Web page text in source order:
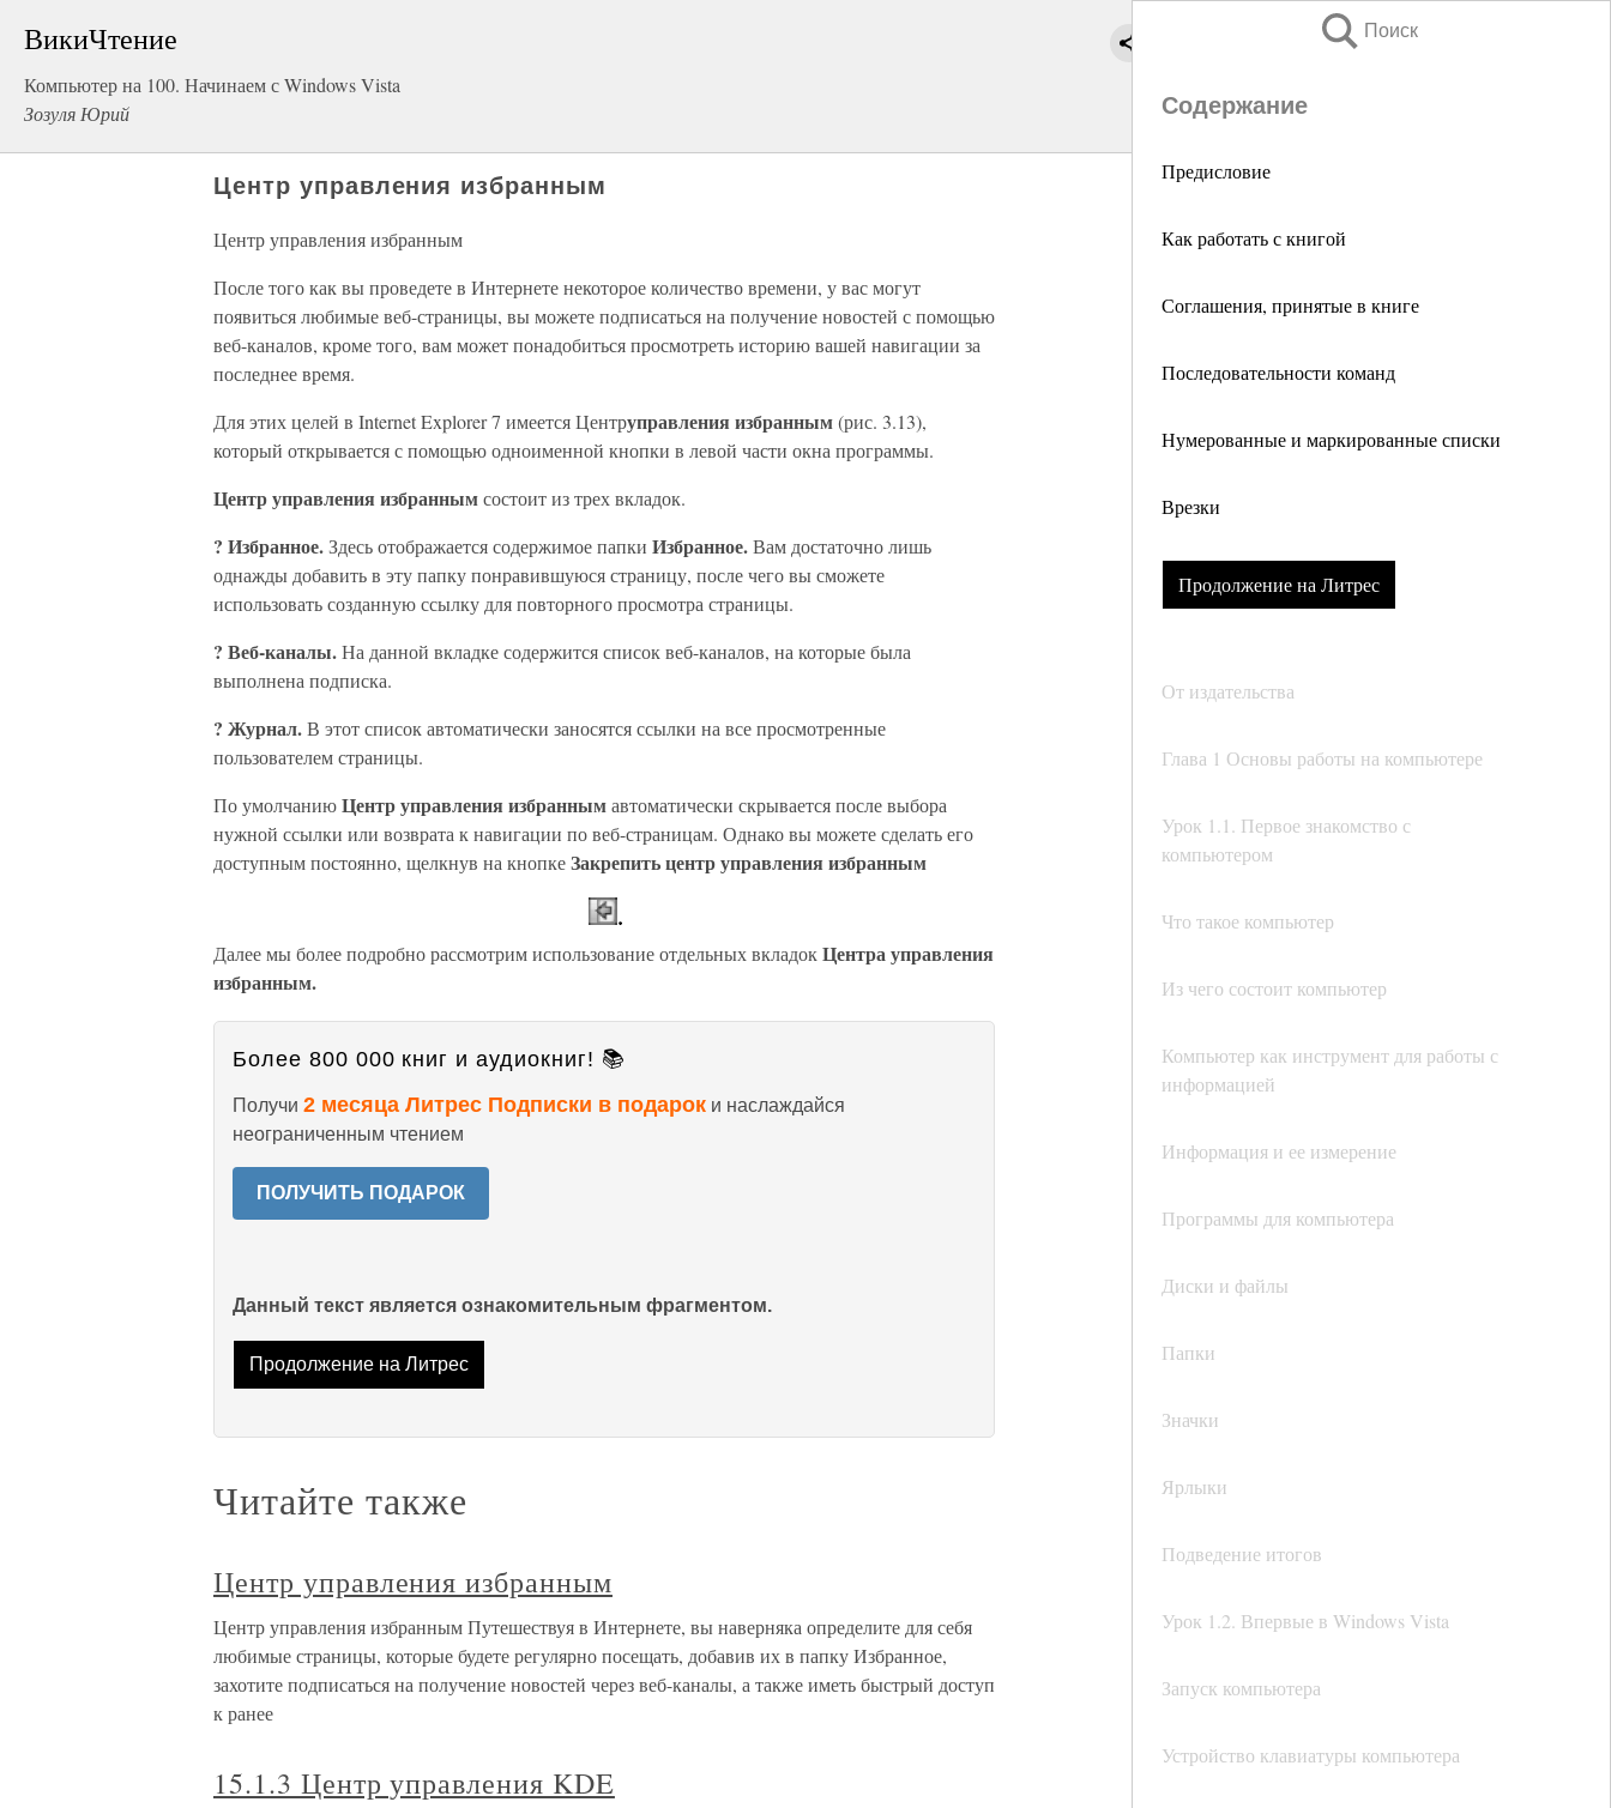
ВикиЧтение
Компьютер на 100. Начинаем с Windows Vista
Зозуля Юрий
Поиск
Содержание
Предисловие
Как работать с книгой
Соглашения, принятые в книге
Последовательности команд
Нумерованные и маркированные списки
Врезки
Продолжение на Литрес
От издательства
Глава 1 Основы работы на компьютере
Урок 1.1. Первое знакомство с
компьютером
Что такое компьютер
Из чего состоит компьютер
Компьютер как инструмент для работы с
информацией
Информация и ее измерение
Программы для компьютера
Диски и файлы
Папки
Значки
Ярлыки
Подведение итогов
Урок 1.2. Впервые в Windows Vista
Запуск компьютера
Устройство клавиатуры компьютера
Центр управления избранным
Центр управления избранным
После того как вы проведете в Интернете некоторое количество времени, у вас могут
появиться любимые веб-страницы, вы можете подписаться на получение новостей с помощью
веб-каналов, кроме того, вам может понадобиться просмотреть историю вашей навигации за
последнее время.
Для этих целей в Internet Explorer 7 имеется Центруправления избранным(рис. 3.13),
который открывается с помощью одноименной кнопки в левой части окна программы.
Центр управления избраннымсостоит из трех вкладок.
? Избранное.Здесь отображается содержимое папки Избранное.Вам достаточно лишь
однажды добавить в эту папку понравившуюся страницу, после чего вы сможете
использовать созданную ссылку для повторного просмотра страницы.
? Веб-каналы.На данной вкладке содержится список веб-каналов, на которые была
выполнена подписка.
? Журнал.В этот список автоматически заносятся ссылки на все просмотренные
пользователем страницы.
По умолчаниюЦентр управления избраннымавтоматически скрывается после выбора
нужной ссылки или возврата к навигации по веб-страницам. Однако вы можете сделать его
доступным постоянно, щелкнув на кнопкеЗакрепить центр управления избранным
Далее мы более подробно рассмотрим использование отдельных вкладокЦентра управления
избранным.
Более 800 000 книг и аудиокниг! 📚
Получи 2 месяца Литрес Подписки в подарок и наслаждайся
неограниченным чтением
ПОЛУЧИТЬ ПОДАРОК
Данный текст является ознакомительным фрагментом.
Продолжение на Литрес
Читайте также
Центр управления избранным
Центр управления избранным Путешествуя в Интернете, вы наверняка определите для себя
любимые страницы, которые будете регулярно посещать, добавив их в папку Избранное,
захотите подписаться на получение новостей через веб-каналы, а также иметь быстрый доступ
к ранее
15.1.3 Центр управления KDE